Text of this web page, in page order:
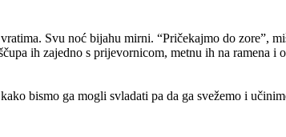
Svu noć bijahu mirni. “Pričekajmo do zore”,
ih zajedno s prijevornicom, metnu ih na ramena i
bismo ga mogli svladati pa da ga svežemo i